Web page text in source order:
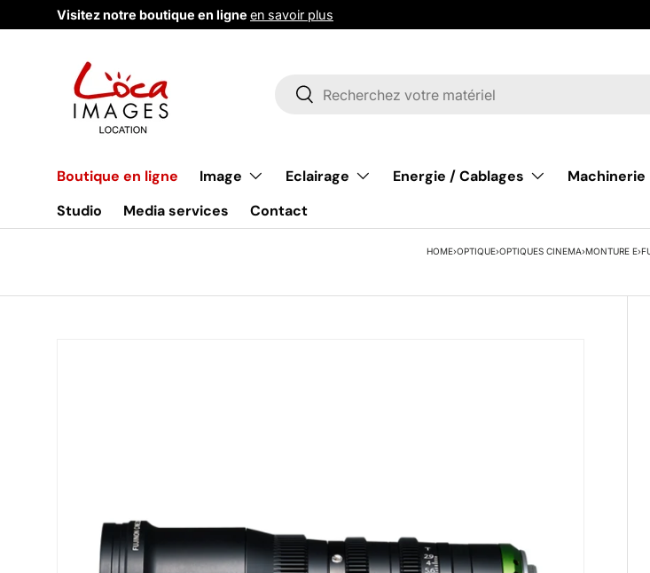
Aller au contenu
Visitez notre boutique en ligne en savoir plus
Recherche
Rechercher
Boutique en ligne Image Eclairage Energie / Cablages Machinerie
Studio
Media services Contact
HOME›OPTIQUE›OPTIQUES CINEMA›MONTURE E›